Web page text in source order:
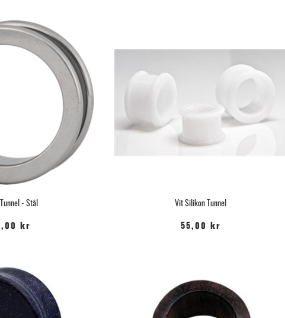
- Stål
kr
Vit Silikon Tunnel
55,00 kr